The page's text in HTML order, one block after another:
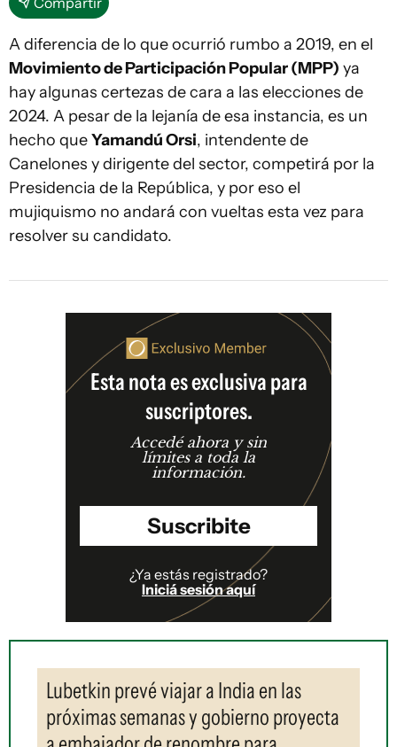
A diferencia de lo que ocurrió rumbo a 2019, en el
Movimiento de Participación Popular (MPP) ya
hay algunas certezas de cara a las elecciones de
2024. A pesar de la lejanía de esa instancia, es un
hecho queYamandú Orsi, intendente de
Canelones y dirigente del sector, competirá por la
Presidencia de la República, y por eso el
mujiquismo no andará con vueltas esta vez para
resolver su candidato.
Esta nota es exclusiva para
suscriptores.
Accedé ahora y sin
límites a toda la
información.
Suscribite
¿Ya estás registrado?
Iniciá sesión aquí
Lubetkin prevé viajar a India en las
próximas semanas y gobierno proyecta